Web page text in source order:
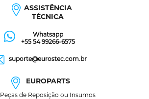
ASSISTÊNCIA
TÉCNICA
Whatsapp
+55 54 99266-6575
suporte@eurostec.com.br
EUROPARTS
Peças de Reposição ou Insumos